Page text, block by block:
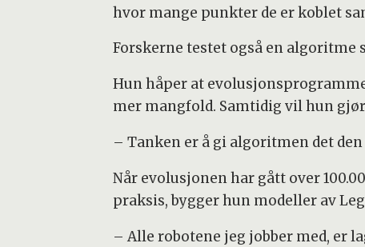
hvor mange punkter de er koblet
Forskerne testet også en
Hun håper at
mer mangfold. Samtidig vil hun
– Tanken er å gi algoritmen det
Når evolusjonen har gått over
praksis, bygger hun modeller av
– Alle robotene jeg jobber med, er